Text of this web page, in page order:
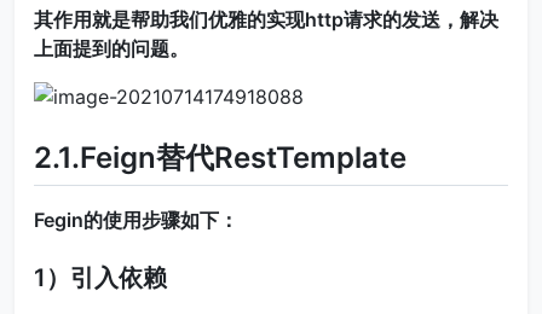
其作用就是帮助我们优雅的实现http请求的发送，解决
上面提到的问题。
2.1.Feign替代RestTemplate
Fegin的使用步骤如下：
1）引入依赖